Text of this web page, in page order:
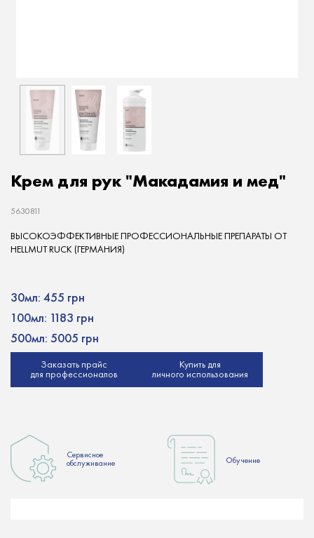
Крем для рук "Макадамия и мед"
5630811
ВЫСОКОЭФФЕКТИВНЫЕ ПРОФЕССИОНАЛЬНЫЕ ПРЕПАРАТЫ ОТ
HELLMUT RUCK (ГЕРМАНИЯ)
30мл: 455 грн
100мл: 1183 грн
500мл: 5005 грн
Заказать прайс
для профессионалов
Купить для
личного использования
Сервисное
обслуживание
Обучение